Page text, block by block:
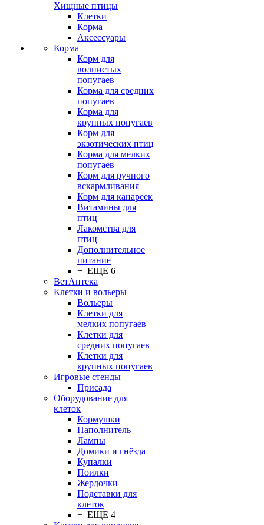
Хищные птицы
Клетки
Корма
Аксессуары
Корма
Корм для
волнистых
попугаев
Корма для средних
попугаев
Корма для
крупных попугаев
Корм для
экзотических птиц
Корма для мелких
попугаев
Корм для ручного
вскармливания
Корм для канареек
Витамины для
птиц
Лакомства для
птиц
Дополнительное
питание
+ ЕЩЕ 6
ВетАптека
Клетки и вольеры
Вольеры
Клетки для
мелких попугаев
Клетки для
средних попугаев
Клетки для
крупных попугаев
Игровые стенды
Присада
Оборудование для
клеток
Кормушки
Наполнитель
Лампы
Домики и гнёзда
Купалки
Поилки
Жердочки
Подставки для
клеток
+ ЕЩЕ 4